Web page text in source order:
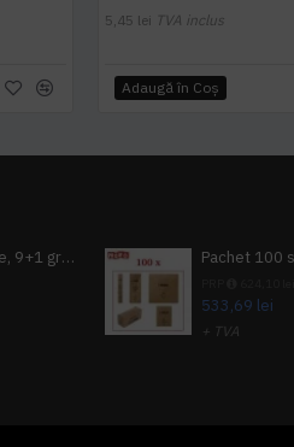
5,45 lei TVA inclus
Adaugă în Coş
Pachet 10 halate, 9+1 gratuit
533,69 lei
+ TVA